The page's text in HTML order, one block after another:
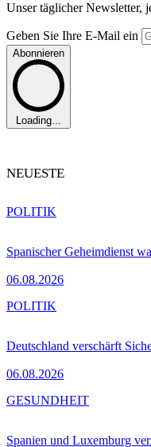
Unser täglicher Newsletter,
Geben Sie Ihre E-Mail ein
Abonnieren
Loading...
NEUESTE
Spanischer Geheimdienst
06.08.2026
POLITIK
Deutschland verschärft
06.08.2026
POLITIK
Spanien und Luxemburg
GESUNDHEIT